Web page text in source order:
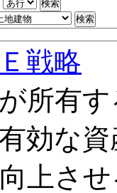
戦略
所有
効な
上さ